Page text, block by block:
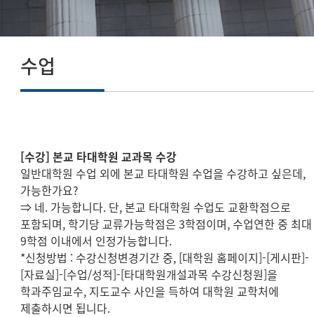
수업
[수강]본교 타대학원 교과목 수강
일반대학원 수업 외에 본교 타대학원 수업을 수강하고 싶은데,
가능한가요?
⇒ 네. 가능합니다. 단,본교 타대학원 수업도 교환학점으로
포함되며, 학기당 교류가능학점은3학점이며,수업연한 중 최대
9학점 이내에서 인정가능합니다.
*신청방법 :수강신청변경기간 중, [대학원 홈페이지]-[게시판]-
[자료실]-[수업/성적]-[타대학원개설과목 수강신청원]을
학과주임교수, 지도교수 사인을 득하여 대학원 교학처에
제출하시면 됩니다.